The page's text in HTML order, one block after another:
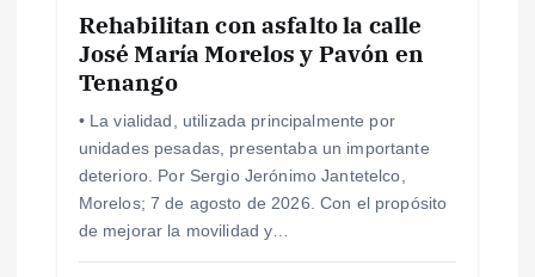
Rehabilitan con asfalto la calle
José María Morelos y Pavón en
Tenango
• La vialidad, utilizada principalmente por
unidades pesadas, presentaba un importante
deterioro. Por Sergio Jerónimo Jantetelco,
Morelos; 7 de agosto de 2026. Con el propósito
de mejorar la movilidad y…